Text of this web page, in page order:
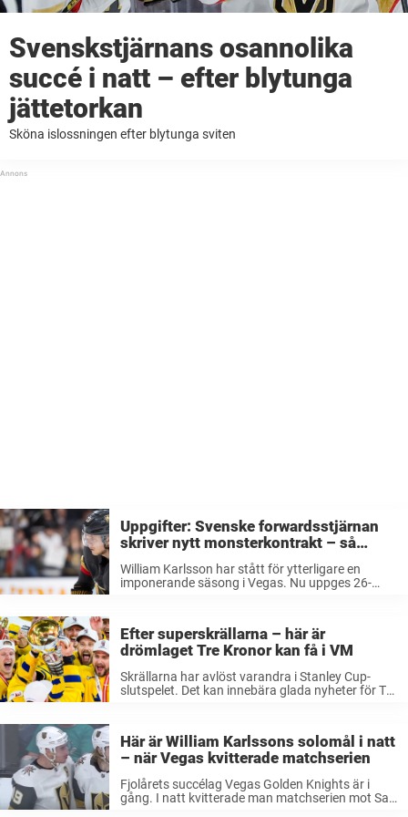
Svenskstjärnans osannolika
succé i natt – efter blytunga
jättetorkan
Sköna islossningen efter blytunga sviten
Uppgifter: Svenske forwardsstjärnan
skriver nytt monsterkontrakt – så
William Karlsson har stått för ytterligare en
imponerande säsong i Vegas. Nu uppges 26-
monsterkontrakt ...
Efter superskrällarna – här är
drömlaget Tre Kronor kan få i VM
Skrällarna har avlöst varandra i Stanley Cup-
slutspelet. Det kan innebära glada nyheter för Tre
Här är William Karlssons solomål i natt
– när Vegas kvitterade matchserien
Fjolårets succélag Vegas Golden Knights är i
gång. I natt kvitterade man matchserien mot San